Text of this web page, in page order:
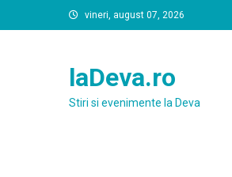
to
vineri, august 07, 2026
laDeva.ro
Stiri si evenimente la Deva